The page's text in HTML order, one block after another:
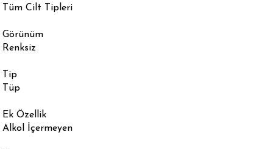
Tüm Cilt Tipleri
Görünüm
Renksiz
Tip
Tüp
Ek Özellik
Alkol İçermeyen